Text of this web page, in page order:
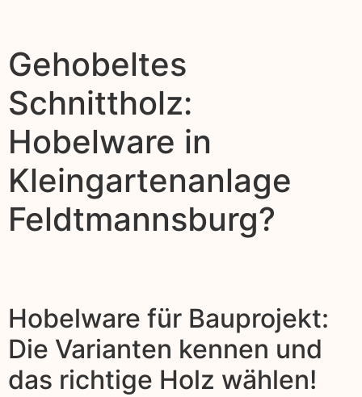
Gehobeltes
Schnittholz:
Hobelware in
Kleingartenanlage
Feldtmannsburg?
Hobelware für Bauprojekt:
Die Varianten kennen und
das richtige Holz wählen!